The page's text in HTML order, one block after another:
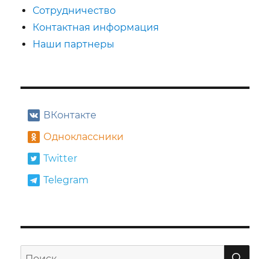
Сотрудничество
Контактная информация
Наши партнеры
ВКонтакте
Одноклассники
Twitter
Telegram
Искать: